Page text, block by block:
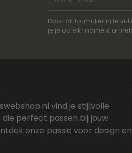
e-
mail
Door dit formulier in te
je je op elk moment
vind je stijlvolle
perfect passen bij jouw
onze passie voor design en